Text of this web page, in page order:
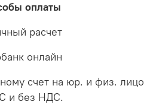
оплаты
расчет
онлайн
счет на юр. и физ. лицо
и без НДС.